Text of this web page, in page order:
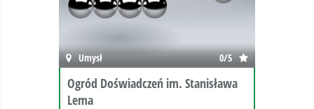
Umysł 0/5
Ogród Doświadczeń im. Stanisława
Lema